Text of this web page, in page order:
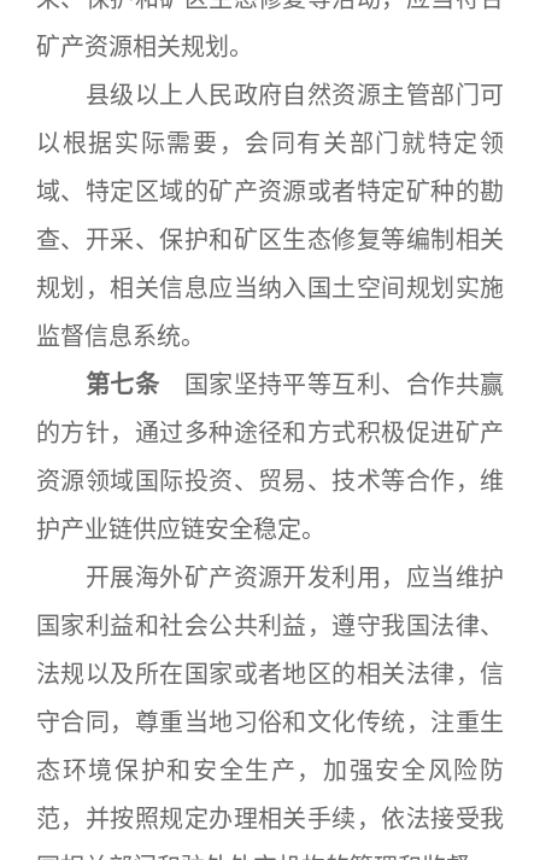
矿产资源相关规划。
县级以上人民政府自然资源主管部门可
以根据实际需要，会同有关部门就特定领
域、特定区域的矿产资源或者特定矿种的勘
查、开采、保护和矿区生态修复等编制相关
规划，相关信息应当纳入国土空间规划实施
监督信息系统。
第七条 国家坚持平等互利、合作共赢
的方针，通过多种途径和方式积极促进矿产
资源领域国际投资、贸易、技术等合作，维
护产业链供应链安全稳定。
开展海外矿产资源开发利用，应当维护
国家利益和社会公共利益，遵守我国法律、
法规以及所在国家或者地区的相关法律，信
守合同，尊重当地习俗和文化传统，注重生
态环境保护和安全生产，加强安全风险防
范，并按照规定办理相关手续，依法接受我